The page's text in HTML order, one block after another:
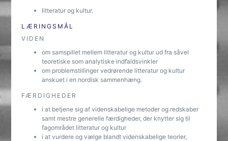
litteratur og kultur.
LÆRINGSMÅL
VIDEN
om samspillet mellem litteratur og kultur ud fra såvel
teoretiske som analytiske indfaldsvinkler
om problemstillinger vedrørende litteratur og kultur
anskuet i en nordisk sammenhæng.
FÆRDIGHEDER
i at betjene sig af videnskabelige metoder og redskaber
samt mestre generelle færdigheder, der knytter sig til
fagområdet litteratur og kultur
i at vurdere og vælge blandt videnskabelige teorier,